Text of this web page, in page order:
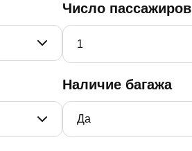
Число пассажиров
Наличие багажа